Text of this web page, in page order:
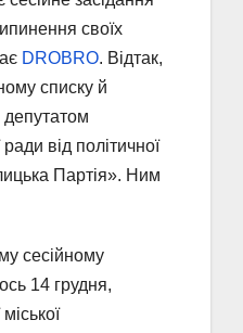
своїх
DROBRO. Відтак,
списку й
від політичної
Партія». Ним
сесійному
14 грудня,